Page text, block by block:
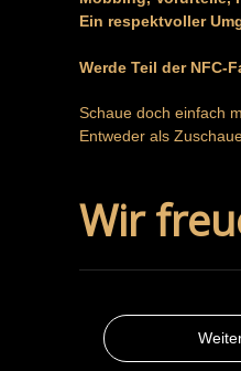
Ein respektvoller
Werde Teil der NFC-
Schaue doch einfach
Entweder als
Wir